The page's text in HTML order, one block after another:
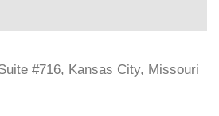
#716, Kansas City, Missouri